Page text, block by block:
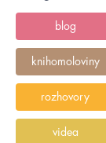
blog
knihomoloviny
rozhovory
videa